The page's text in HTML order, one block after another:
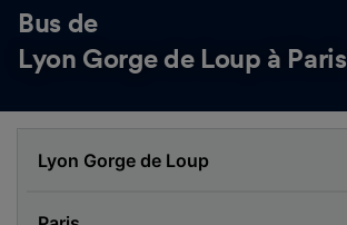
Bus de
Lyon Gorge de Loup à Paris